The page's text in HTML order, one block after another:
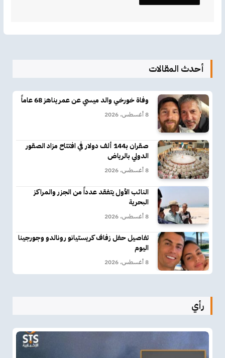
أحدث المقالات
وفاة خورخي والد ميسي عن عمر يناهز 68 عاماً
8 أغسطس، 2026
صقران بـ144 ألف دولار في افتتاح مزاد الصقور
الدولي بالرياض
8 أغسطس، 2026
النائب الأول يتفقد عدداً من الجزر والمراكز
البحرية
8 أغسطس، 2026
تفاصيل حفل زفاف كريستيانو رونالدو وجورجينا
اليوم
8 أغسطس، 2026
رأي